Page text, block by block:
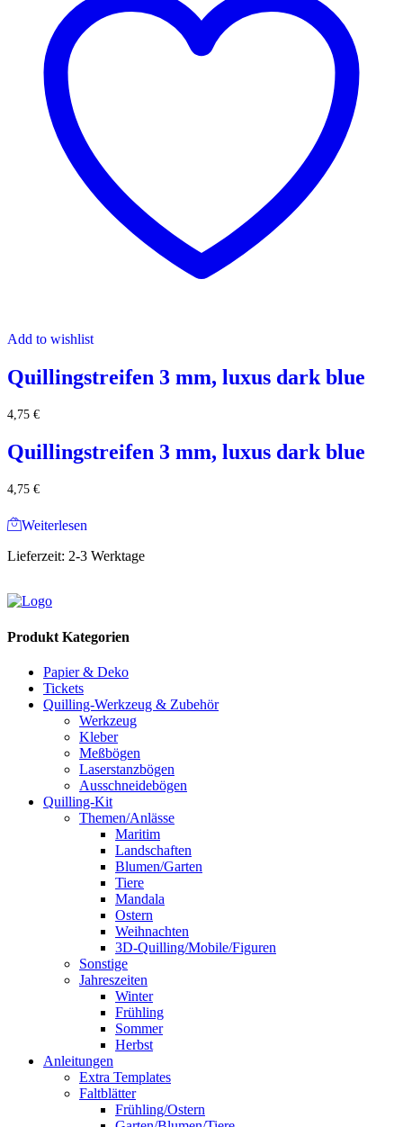
Add to wishlist
Quillingstreifen 3 mm, luxus dark blue
4,75 €
Quillingstreifen 3 mm, luxus dark blue
4,75 €
Weiterlesen
Lieferzeit: 2-3 Werktage
Produkt Kategorien
Papier & Deko
Tickets
Quilling-Werkzeug & Zubehör
Werkzeug
Kleber
Meßbögen
Laserstanzbögen
Ausschneidebögen
Quilling-Kit
Themen/Anlässe
Maritim
Landschaften
Blumen/Garten
Tiere
Mandala
Ostern
Weihnachten
3D-Quilling/Mobile/Figuren
Sonstige
Jahreszeiten
Winter
Frühling
Sommer
Herbst
Anleitungen
Extra Templates
Faltblätter
Frühling/Ostern